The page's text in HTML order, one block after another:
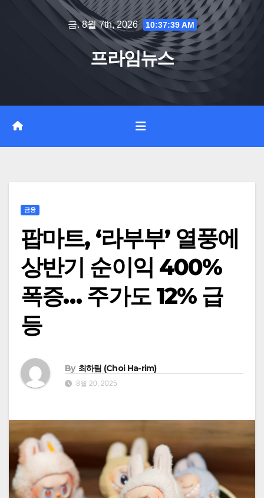
금. 8월 7th, 2026 10:37:40 AM
프라임뉴스
금융
팝마트, ‘라부부’ 열풍에
상반기 순이익 400%
폭증… 주가도 12% 급
등
By 최하림 (Choi Ha-rim)
8월 20, 2025